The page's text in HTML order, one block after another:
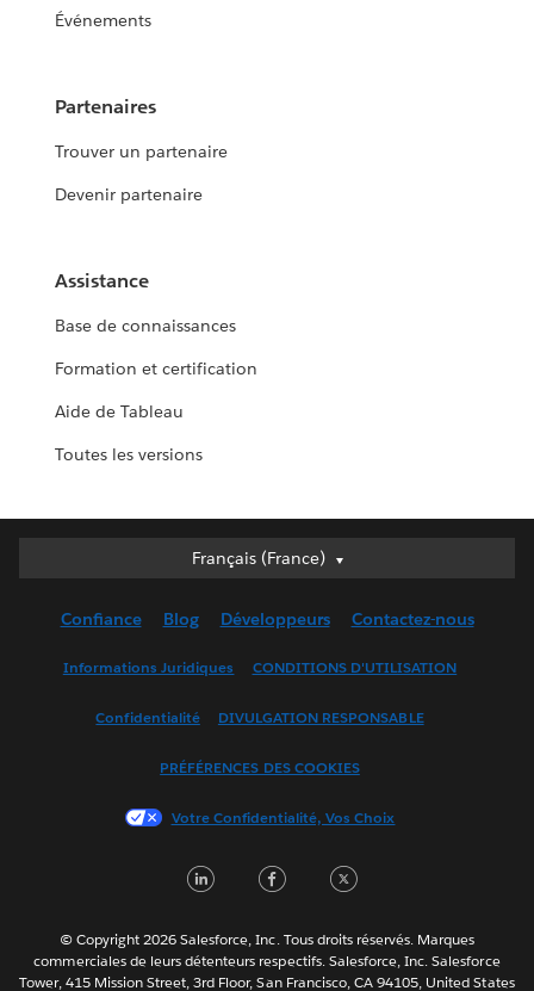
Événements
Partenaires
Trouver un partenaire
Devenir partenaire
Assistance
Base de connaissances
Formation et certification
Aide de Tableau
Toutes les versions
Français (France)
Français (France)
English (UK)
Français (Canada)
한국어
Português
ไทย
Confiance Blog Développeurs Contactez-nous
Informations Juridiques CONDITIONS D'UTILISATION
Confidentialité DIVULGATION RESPONSABLE
PRÉFÉRENCES DES COOKIES
Votre Confidentialité, Vos Choix
LinkedInFacebook
© Copyright 2026 Salesforce, Inc. Tous droits réservés. Marques
commerciales de leurs détenteurs respectifs. Salesforce, Inc. Salesforce
Tower, 415 Mission Street, 3rd Floor, San Francisco, CA 94105, United States